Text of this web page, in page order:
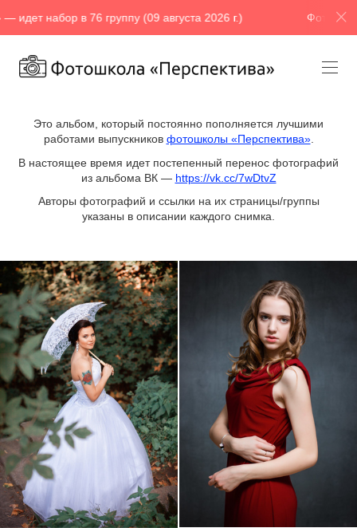
76 группу (09 августа 2026 г.) Фотошкола
Это альбом, который постоянно пополняется лучшими
работами выпускников фотошколы «Перспектива».
В настоящее время идет постепенный перенос фотографий
из альбома ВК — https://vk.cc/7wDtvZ
Авторы фотографий и ссылки на их страницы/группы
указаны в описании каждого снимка.